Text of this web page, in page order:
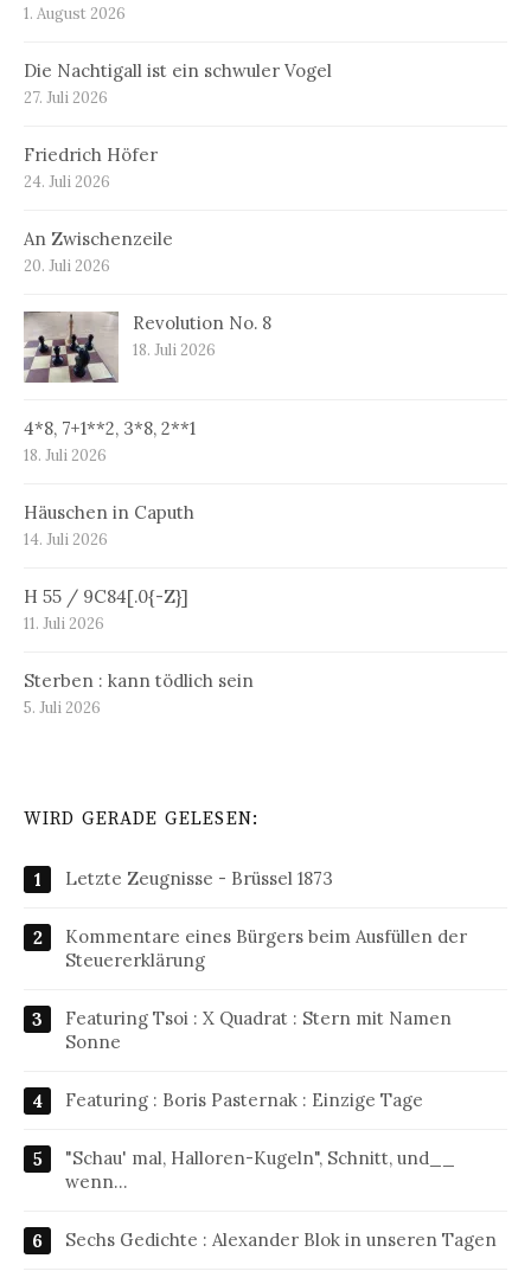
1. August 2026
Die Nachtigall ist ein schwuler Vogel
27. Juli 2026
Friedrich Höfer
24. Juli 2026
An Zwischenzeile
20. Juli 2026
Revolution No. 8
18. Juli 2026
4*8, 7+1**2, 3*8, 2**1
18. Juli 2026
Häuschen in Caputh
14. Juli 2026
H 55 / 9C84[.0{-Z}]
11. Juli 2026
Sterben : kann tödlich sein
5. Juli 2026
WIRD GERADE GELESEN:
Letzte Zeugnisse - Brüssel 1873
Kommentare eines Bürgers beim Ausfüllen der
Steuererklärung
Featuring Tsoi : X Quadrat : Stern mit Namen
Sonne
Featuring : Boris Pasternak : Einzige Tage
"Schau' mal, Halloren-Kugeln", Schnitt, und__
wenn…
Sechs Gedichte : Alexander Blok in unseren Tagen